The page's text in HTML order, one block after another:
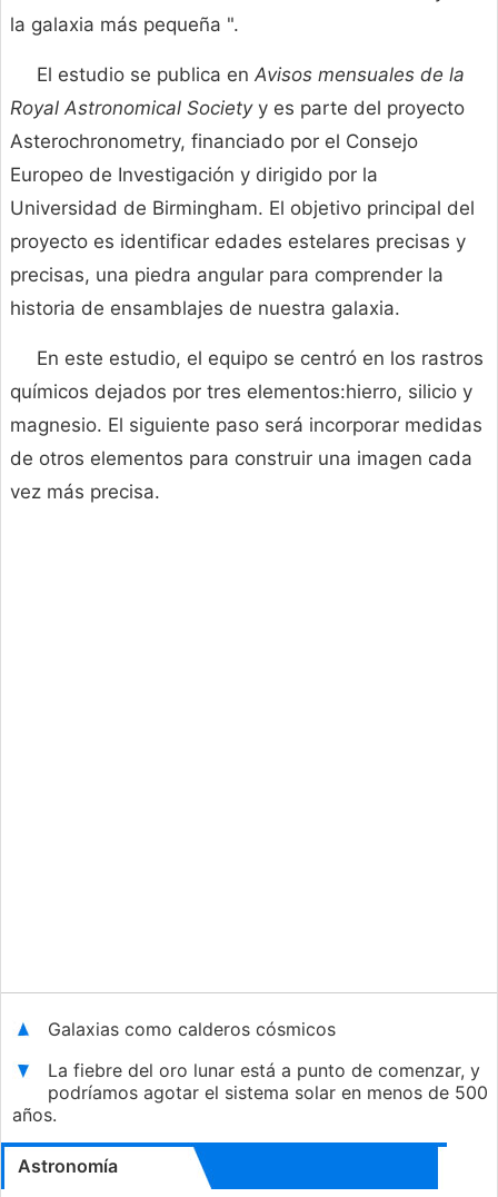
la galaxia más pequeña ".
El estudio se publica en Avisos mensuales de la
Royal Astronomical Society y es parte del proyecto
Asterochronometry, financiado por el Consejo
Europeo de Investigación y dirigido por la
Universidad de Birmingham. El objetivo principal del
proyecto es identificar edades estelares precisas y
precisas, una piedra angular para comprender la
historia de ensamblajes de nuestra galaxia.
En este estudio, el equipo se centró en los rastros
químicos dejados por tres elementos:hierro, silicio y
magnesio. El siguiente paso será incorporar medidas
de otros elementos para construir una imagen cada
vez más precisa.
Galaxias como calderos cósmicos
La fiebre del oro lunar está a punto de comenzar, y
podríamos agotar el sistema solar en menos de 500
años.
Astronomía